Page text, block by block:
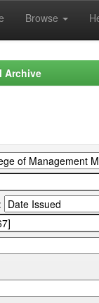
Browse
Archive